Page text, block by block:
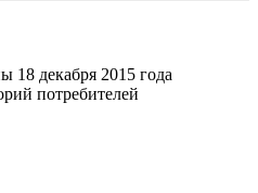
18 декабря 2015 года
потребителей